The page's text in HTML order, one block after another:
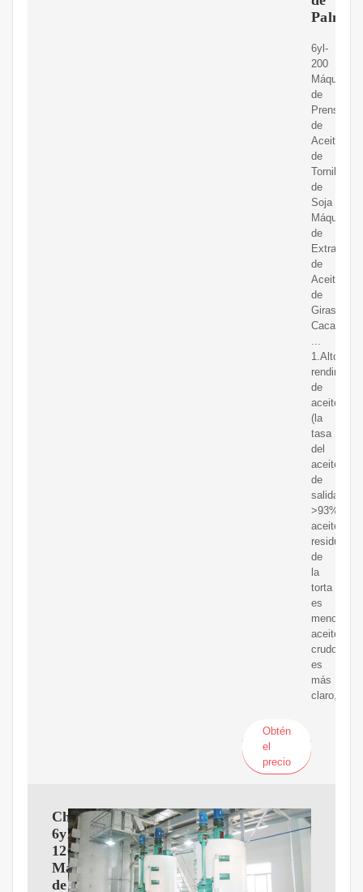
Palma
6yl-
200
Máquina
de
Prensa
de
Aceite
de
Tornillo
de
Soja
Máquina
de
Extracción
de
Aceite
de
Girasol,
1.Alto
de
aceite
(la
tasa
del
aceite
de
salida
>93%),el
aceite
residual
de
la
torta
es
menor,el
aceite
crudo
es
más
Obtén
el
precio
China
6yl-
120
Máquina
de